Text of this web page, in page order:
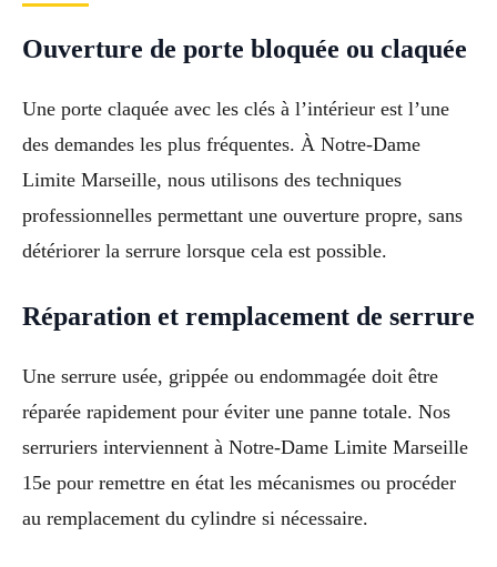
Ouverture de porte bloquée ou claquée
Une porte claquée avec les clés à l’intérieur est l’une
des demandes les plus fréquentes. À Notre-Dame
Limite Marseille, nous utilisons des techniques
professionnelles permettant une ouverture propre, sans
détériorer la serrure lorsque cela est possible.
Réparation et remplacement de serrure
Une serrure usée, grippée ou endommagée doit être
réparée rapidement pour éviter une panne totale. Nos
serruriers interviennent à Notre-Dame Limite Marseille
15e pour remettre en état les mécanismes ou procéder
au remplacement du cylindre si nécessaire.